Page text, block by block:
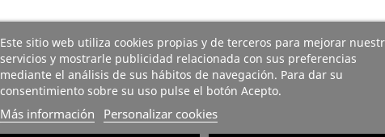
Este sitio web utiliza cookies propias y de terceros para mejorar
servicios y mostrarle publicidad relacionada con sus preferencias
mediante el análisis de sus hábitos de navegación. Para dar su
consentimiento sobre su uso pulse el botón Acepto.
Más información Personalizar cookies